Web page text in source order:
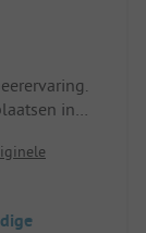
in